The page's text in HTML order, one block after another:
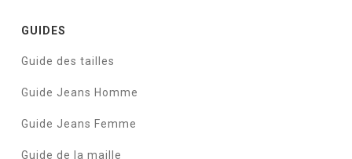
GUIDES
Guide des tailles
Guide Jeans Homme
Guide Jeans Femme
Guide de la maille